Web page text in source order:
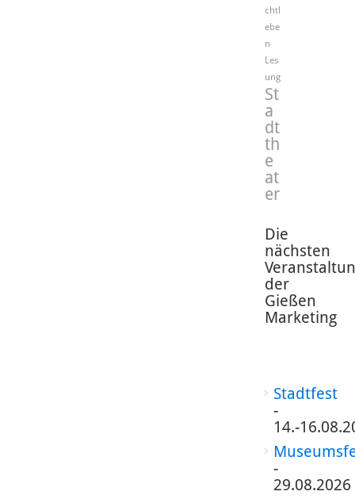
chtl
ebe
n
Les
ung
St
a
dt
th
e
at
er
Die
nächsten
der
Gießen
Marketing
Stadtfest
-
14.-
-
29.08.2026